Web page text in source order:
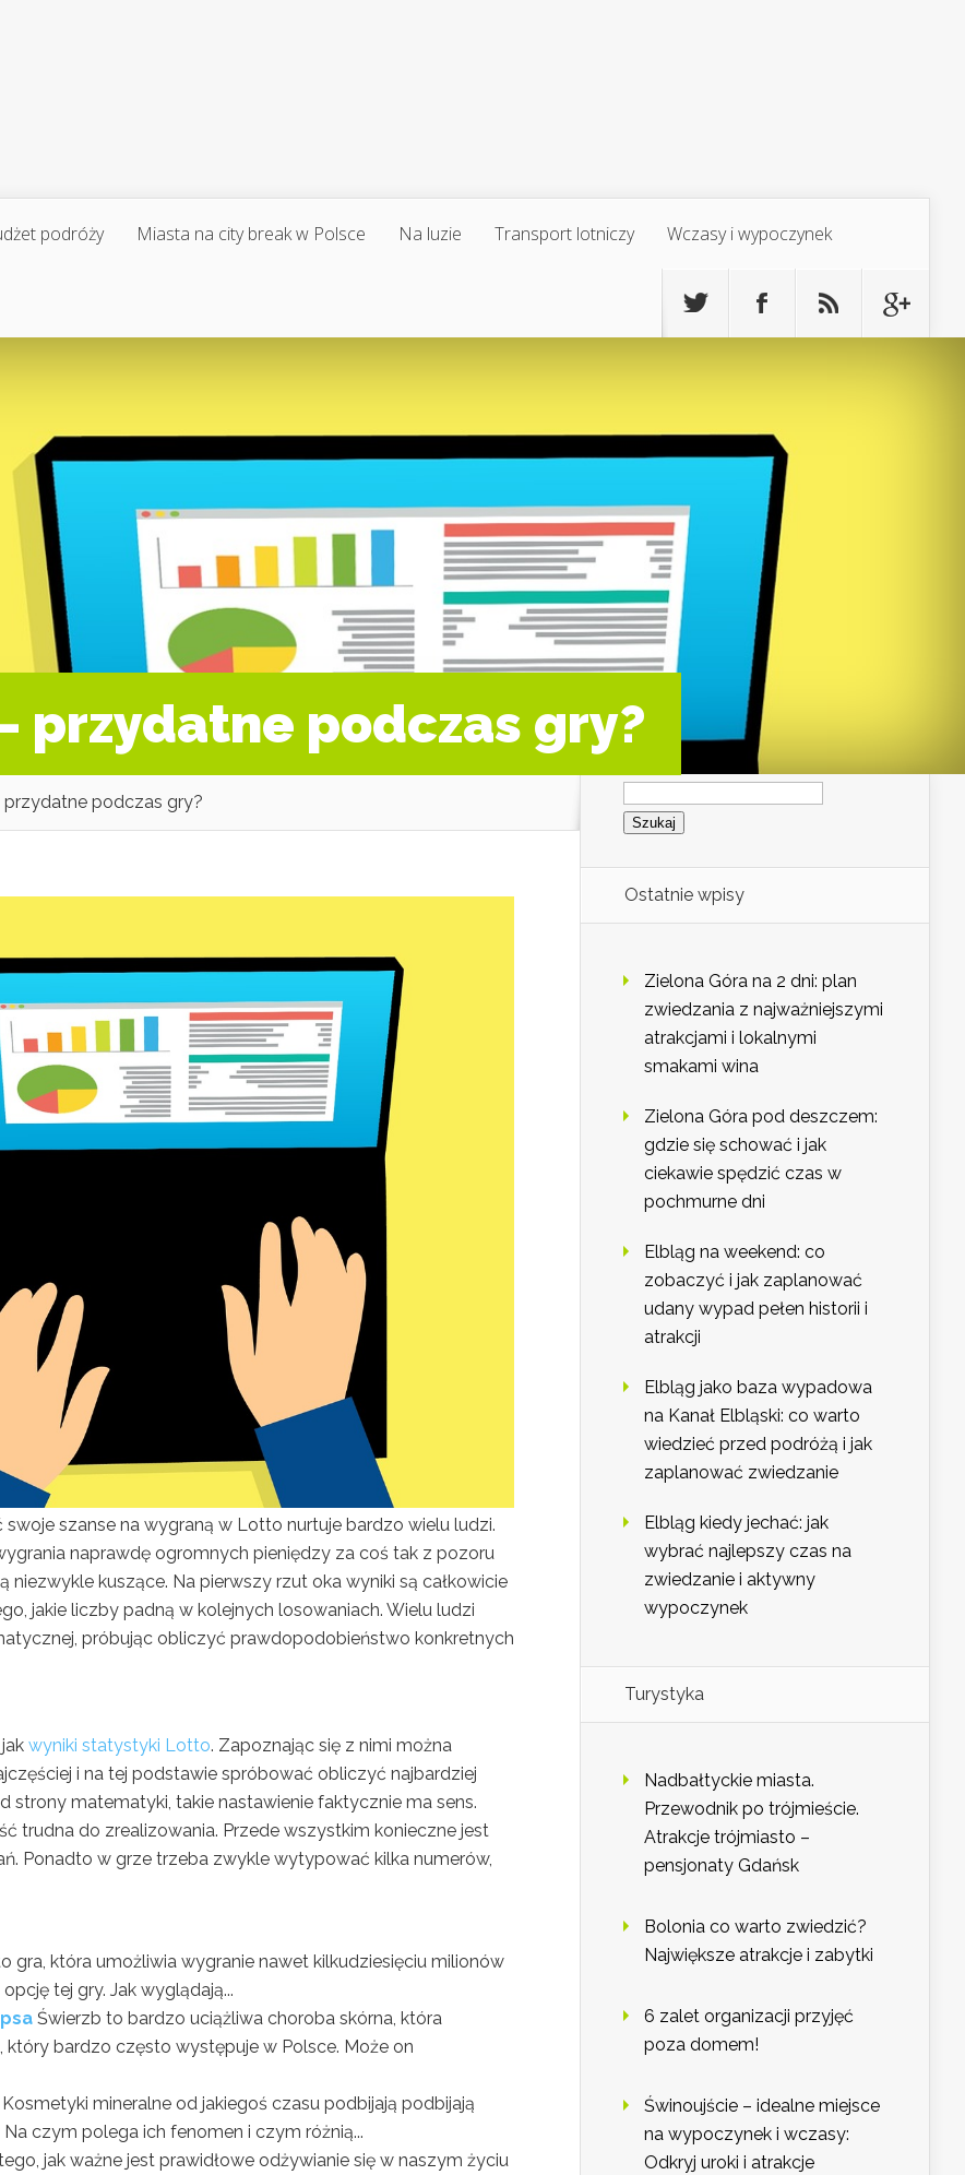
podróży Miasta na city break w Polsce Na luzie Transport lotniczy Wczasy i wypoczynek
przydatne podczas gry?
podczas gry?
szanse na wygraną w Lotto nurtuje bardzo wielu ludzi.
naprawdę ogromnych pieniędzy za coś tak z pozoru
niezwykle kuszące. Na pierwszy rzut oka wyniki są całkowicie
jakie liczby padną w kolejnych losowaniach. Wielu ludzi
próbując obliczyć prawdopodobieństwo konkretnych
wyniki statystyki Lotto. Zapoznając się z nimi można
i na tej podstawie spróbować obliczyć najbardziej
strony matematyki, takie nastawienie faktycznie ma sens.
trudna do zrealizowania. Przede wszystkim konieczne jest
Ponadto w grze trzeba zwykle wytypować kilka numerów,
gra, która umożliwia wygranie nawet kilkudziesięciu milionów
tej gry. Jak wyglądają...
Świerzb to bardzo uciążliwa choroba skórna, która
bardzo często występuje w Polsce. Może on
Kosmetyki mineralne od jakiegoś czasu podbijają podbijają
czym polega ich fenomen i czym różnią...
jak ważne jest prawidłowe odżywianie się w naszym życiu
Szukaj:
Ostatnie wpisy
Zielona Góra na 2 dni: plan
zwiedzania z najważniejszymi
atrakcjami i lokalnymi
smakami wina
Zielona Góra pod deszczem:
gdzie się schować i jak
ciekawie spędzić czas w
pochmurne dni
Elbląg na weekend: co
zobaczyć i jak zaplanować
udany wypad pełen historii i
atrakcji
Elbląg jako baza wypadowa
na Kanał Elbląski: co warto
wiedzieć przed podróżą i jak
zaplanować zwiedzanie
Elbląg kiedy jechać: jak
wybrać najlepszy czas na
zwiedzanie i aktywny
wypoczynek
Turystyka
Nadbałtyckie miasta.
Przewodnik po trójmieście.
Atrakcje trójmiasto –
pensjonaty Gdańsk
Bolonia co warto zwiedzić?
Największe atrakcje i zabytki
6 zalet organizacji przyjęć
poza domem!
Świnoujście – idealne miejsce
na wypoczynek i wczasy:
Odkryj uroki i atrakcje